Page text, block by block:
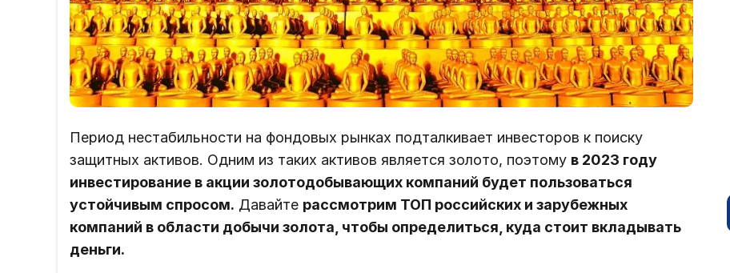
Период нестабильности на фондовых рынках подталкивает инвесторов к поиску
защитных активов. Одним из таких активов является золото, поэтому в 2023 году
инвестирование в акции золотодобывающих компаний будет пользоваться
устойчивым спросом. Давайте рассмотрим ТОП российских и зарубежных
компаний в области добычи золота, чтобы определиться, куда стоит вкладывать
деньги.